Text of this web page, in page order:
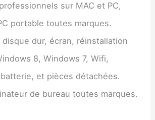
sur MAC et PC,
portable toutes marques.
disque dur, écran, réinstallation
8, Windows 7, Wifi,
et pièces détachées.
de bureau toutes marques.